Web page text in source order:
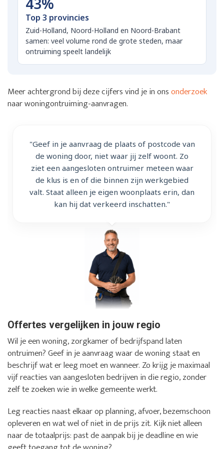
Top 3 provincies
Zuid-Holland, Noord-Holland en Noord-Brabant
samen: veel volume rond de grote steden, maar
ontruiming speelt landelijk
Meer achtergrond bij deze cijfers vind je in onsonderzoek
naar woningontruiming-aanvragen.
"Geef in je aanvraag de plaats of postcode van
de woning door, niet waar jij zelf woont. Zo
ziet een aangesloten ontruimer meteen waar
de klus is en of die binnen zijn werkgebied
valt. Staat alleen je eigen woonplaats erin, dan
kan hij dat verkeerd inschatten."
Offertes vergelijken in jouw regio
Wil je een woning, zorgkamer of bedrijfspand laten
ontruimen? Geef in je aanvraag waar de woning staat en
beschrijf wat er leeg moet en wanneer. Zo krijg je maximaal
vijf reacties van aangesloten bedrijven in die regio, zonder
zelf te zoeken wie in welke gemeente werkt.
Leg reacties naast elkaar op planning, afvoer, bezemschoon
opleveren en wat wel of niet in de prijs zit. Kijk niet alleen
naar de totaalprijs: past de aanpak bij je deadline en wie